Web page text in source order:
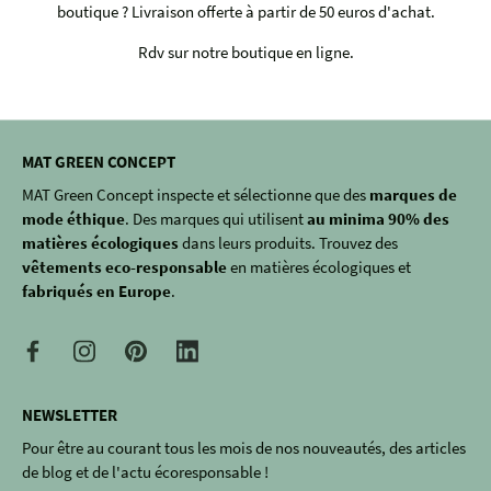
boutique ? Livraison offerte à partir de 50 euros d'achat.
Rdv sur notre boutique en ligne.
MAT GREEN CONCEPT
MAT Green Concept inspecte et sélectionne que des marques de
mode éthique. Des marques qui utilisentau minima 90% des
matières écologiques dans leurs produits. Trouvez des
vêtements eco-responsableen matières écologiques et
fabriqués en Europe.
NEWSLETTER
Pour être au courant tous les mois de nos nouveautés, des articles
de blog et de l'actu écoresponsable !